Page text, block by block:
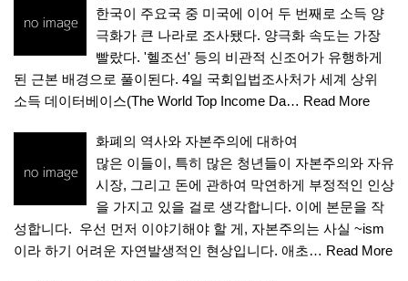
한국이 주요국 중 미국에 이어 두 번째로 소득 양
극화가 큰 나라로 조사됐다. 양극화 속도는 가장
빨랐다. '헬조선' 등의 비관적 신조어가 유행하게
된 근본 배경으로 풀이된다. 4일 국회입법조사처가 세계 상위
소득 데이터베이스(The World Top Income Da… Read More
화폐의 역사와 자본주의에 대하여
많은 이들이, 특히 많은 청년들이 자본주의와 자유
시장, 그리고 돈에 관하여 막연하게 부정적인 인상
을 가지고 있을 걸로 생각합니다. 이에 본문을 작
성합니다. 우선 먼저 이야기해야 할 게, 자본주의는 사실 ~ism
이라 하기 어려운 자연발생적인 현상입니다. 애초… Read More